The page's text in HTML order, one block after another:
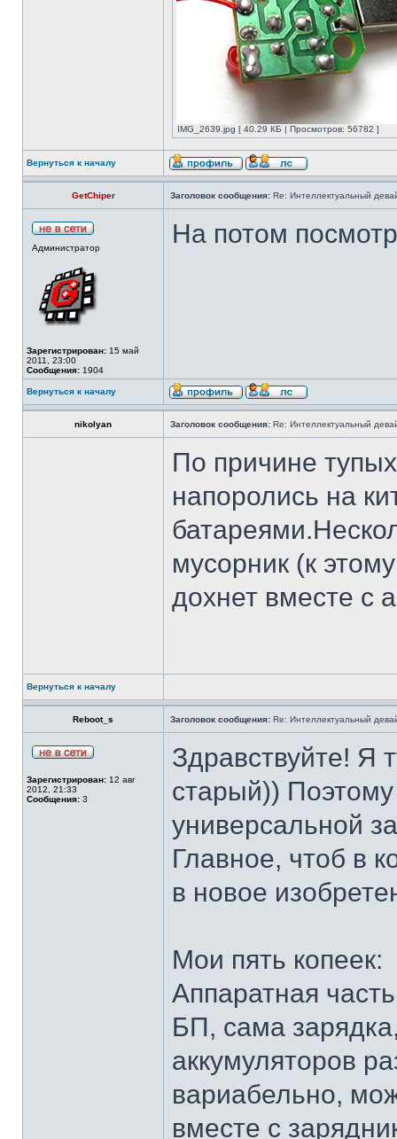
IMG_2639.jpg [ 40.29 КБ | Просмотров: 56782 ]
Вернуться к началу
GetChiper Заголовок сообщения: Re: Интеллектуальный
Администратор
Зарегистрирован: 15 май
2011, 23:00
Сообщения: 1904
На потом
Вернуться к началу
nikolyan Заголовок сообщения: Re: Интеллектуальный
По причине
напоролись на
мусорник (к
дохнет вместе с
Вернуться к началу
Reboot_s Заголовок сообщения: Re: Интеллектуальный
Зарегистрирован: 12 авг
2012, 21:33
Сообщения: 3
Здравствуйте! Я
старый))
универсальной
Главное, чтоб в
в новое
Мои пять копеек:
Аппаратная
БП, сама
аккумуляторов
вариабельно,
вместе с